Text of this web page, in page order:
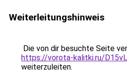
Weiterleitungshinweis
Die von dir besuchte Seite
https://vorota-kalitki.ru/
weiterzuleiten.